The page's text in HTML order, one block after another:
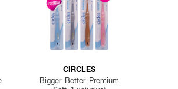
CIRCLES
Bigger Better Premium